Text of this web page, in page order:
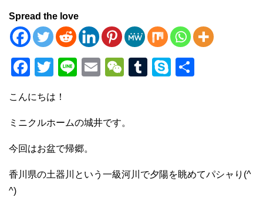
Spread the love
F
c
e
b
o
T
tt
er
Li
E
W
h
T
S
こんにちは！
ミニクルホームの城井です。
今回はお盆で帰郷。
香川県の土器川という一級河川で夕陽を眺めてパシャり(^
^)